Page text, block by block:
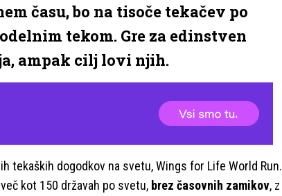
času, bo na tisoče tekačev po
tekom. Gre za edinstven
ampak cilj lovi njih.
tekaških dogodkov na svetu, Wings for Life World Run.
kot 150 državah po svetu, brez časovnih zamikov, z